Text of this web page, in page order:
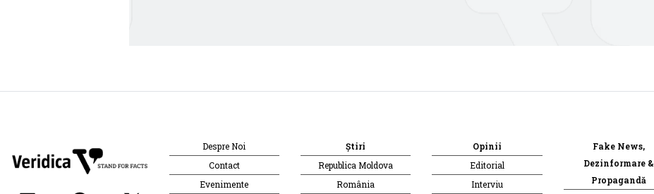
Despre Noi
Contact
Evenimente
Știri
Republica Moldova
România
Opinii
Editorial
Interviu
Fake News,
Dezinformare &
Propagandă